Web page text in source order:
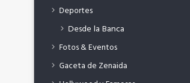
Deportes
Desde la Banca
Fotos & Eventos
Gaceta de Zenaida